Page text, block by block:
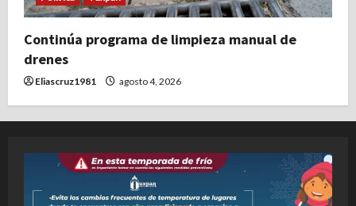
Continúa programa de limpieza manual de
drenes
Eliascruz1981 agosto 4, 2026